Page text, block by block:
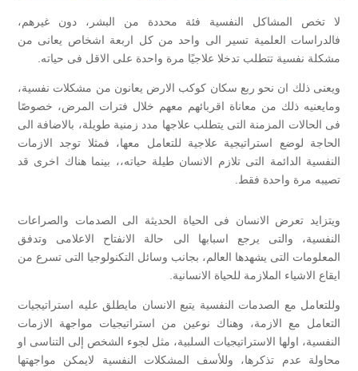
لا تخص المشاكل النفسية فئة محددة من البشر، دون غيرهم،
فالدراسات العلمية تسير الى واحد من كل اربعة اشخاص يعانى من
مشكلة نفسية تتطلب تدخلا علاجيًا مرة واحدة على الاقل فى حياته.
ويعنى ذلك ان نحو ربع سكان كوكب الارض يعانون من مشكلات نفسية،
ومايعنيه ذلك من معاناة اقربائهم معهم خلال فترات المرض، خصوصًا
فى الحالات المزمنة التى يتطلب علاجها مدد زمنية طويلة، بالاضافة الى
الحاجة لوضع استراتيجية علاجية للتعامل معها، فمثلا توجد الازمات
النفسية الدائمة التى تلازم الانسان طيلة حياته،، بينما هناك اخرى قد
تصيبه مرة واحدة فقط.
ويتزايد تعرض الانسان فى الحياة الحديثة الى الصدمات والصراعات
النفسية، والتى يرجع اسبابها الى حالة الانفتاح الاعلامى وتدفق
المعلومات التى يشهدها العالم، بجانب وسائل التكنولوجيا التى تسرع من
ايقاع الاشياء الملازمة للحياة الانسانية.
وللتعامل مع الصدمات النفسية يتبع الانسان مايطلق عليه استراتيجيات
التعامل مع الازمة، وهناك نوعين من استراتيجيات مواجهة الازمات
النفسية، اولها الاستراتيجيات السلبية، مثل لجوء الشخص إلى التناسى او
محاولة عدم تذكرها، وللأسف المشكلات النفسية لايمكن مواجهتها